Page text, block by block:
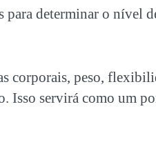
para determinar o nível
corporais, peso,
Isso servirá como um